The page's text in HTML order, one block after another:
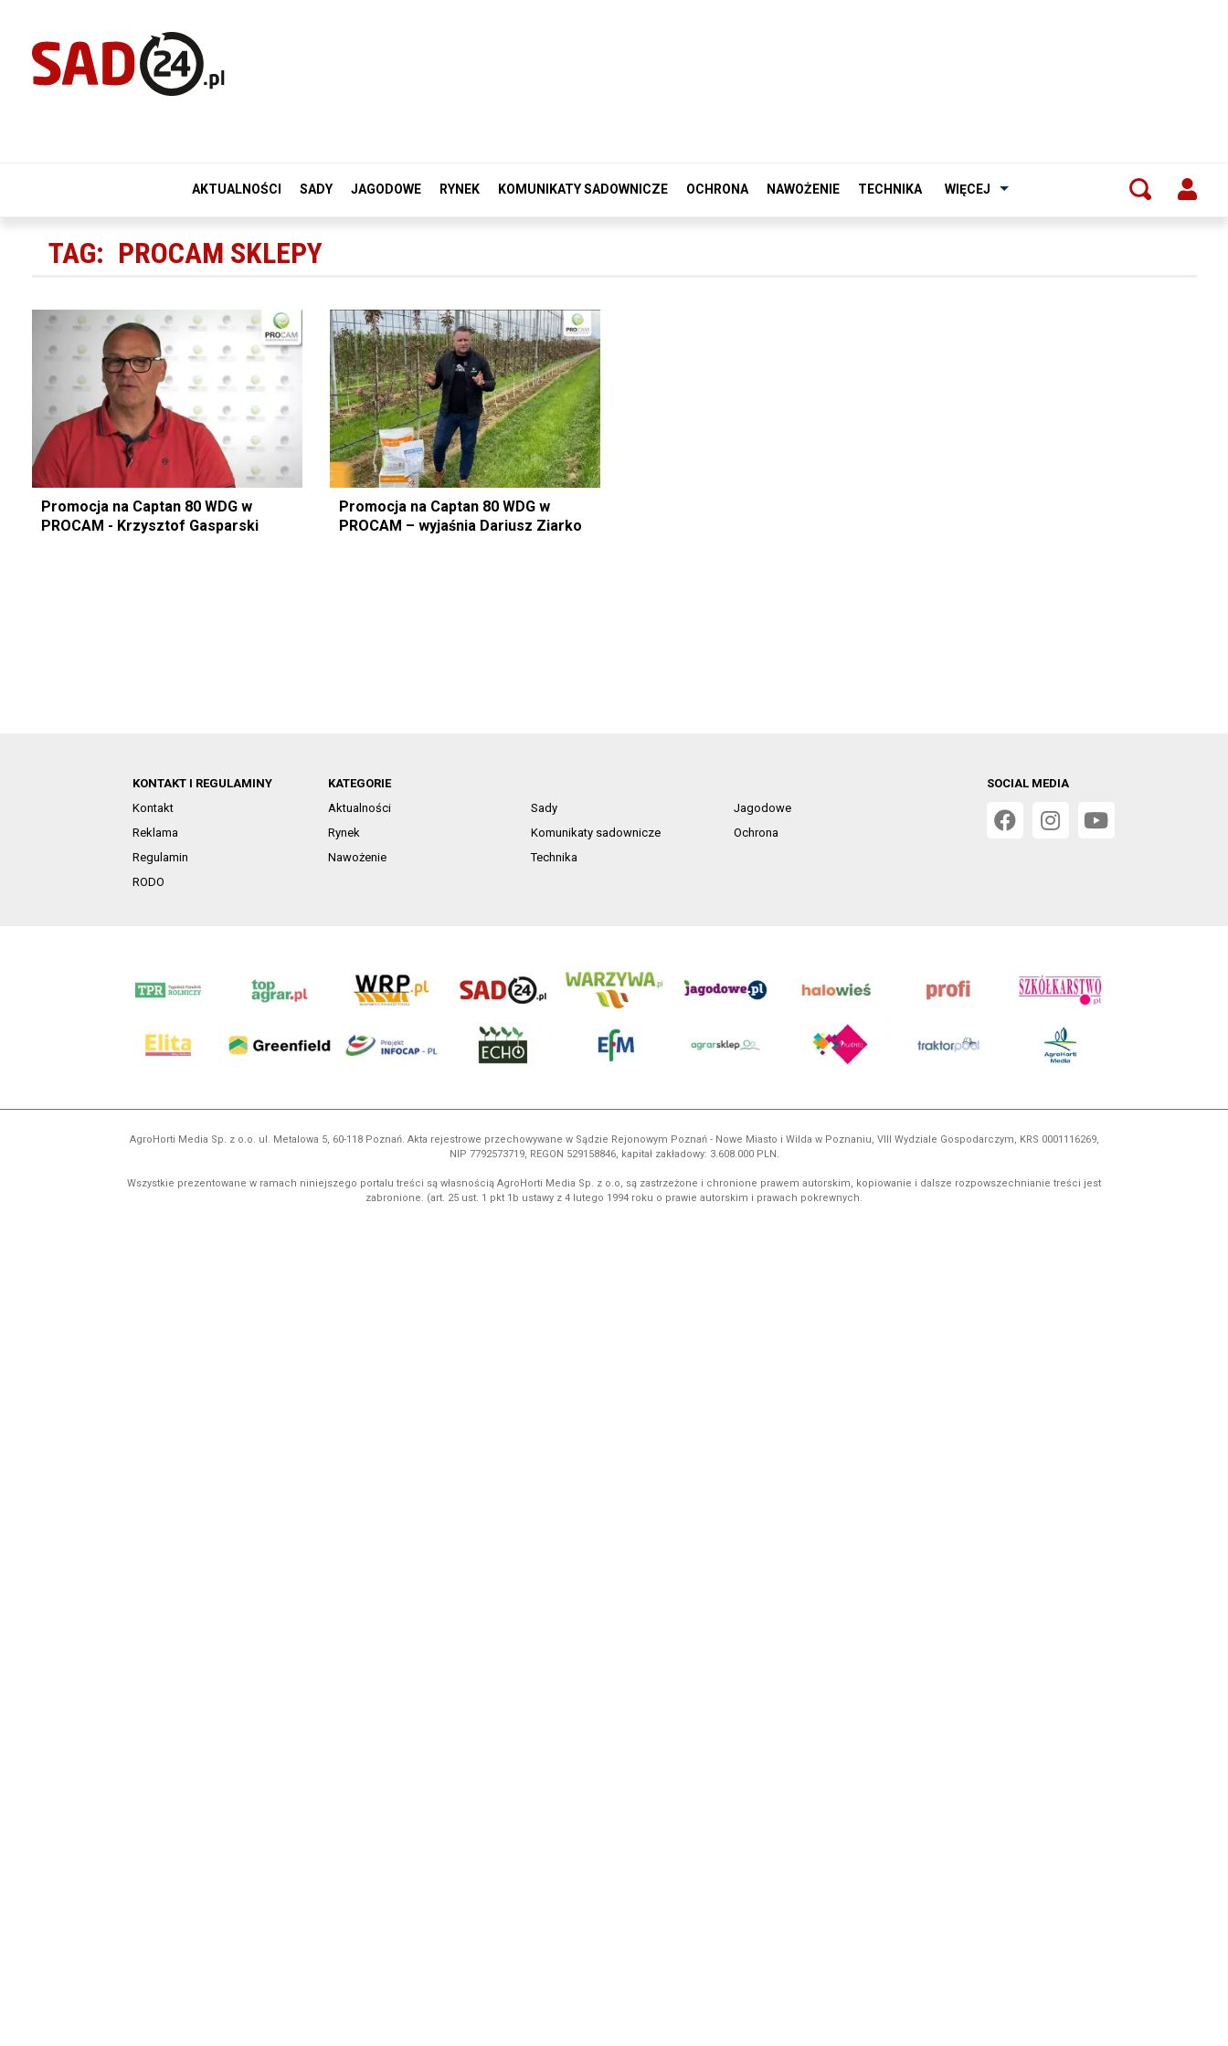
AKTUALNOŚCI SADY JAGODOWE RYNEK KOMUNIKATY SADOWNICZE OCHRONA NAWOŻENIE TECHNIKA WIĘCEJ
TAG: PROCAM SKLEPY
Promocja na Captan 80 WDG w
PROCAM - Krzysztof Gasparski
Promocja na Captan 80 WDG w
PROCAM – wyjaśnia Dariusz Ziarko
KONTAKT I REGULAMINY
Kontakt
Reklama
Regulamin
RODO
KATEGORIE
Aktualności
Sady
Jagodowe
Rynek
Komunikaty sadownicze
Ochrona
Nawożenie
Technika
SOCIAL MEDIA
AgroHorti Media Sp. z o.o. ul. Metalowa 5, 60-118 Poznań. Akta rejestrowe przechowywane w Sądzie Rejonowym Poznań - Nowe Miasto i Wilda w Poznaniu, VIII Wydziale Gospodarczym, KRS 0001116269,
NIP 7792573719, REGON 529158846, kapitał zakładowy: 3.608.000 PLN.
Wszystkie prezentowane w ramach niniejszego portalu treści są własnością AgroHorti Media Sp. z o.o, są zastrzeżone i chronione prawem autorskim, kopiowanie i dalsze rozpowszechnianie treści jest
zabronione. (art. 25 ust. 1 pkt 1b ustawy z 4 lutego 1994 roku o prawie autorskim i prawach pokrewnych.